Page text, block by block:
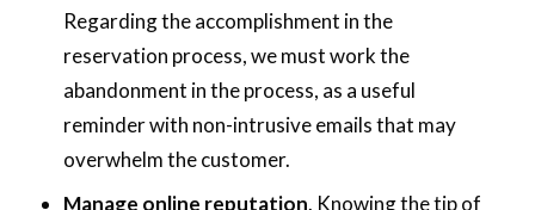
Regarding the accomplishment in the
reservation process, we must work the
abandonment in the process, as a useful
reminder with non-intrusive emails that may
overwhelm the customer.
Manage online reputation. Knowing the tip of